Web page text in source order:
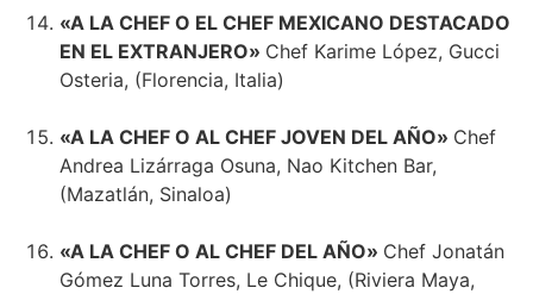
«A LA CHEF O EL CHEF MEXICANO DESTACADO
EN EL EXTRANJERO» Chef Karime López, Gucci
Osteria, (Florencia, Italia)
«A LA CHEF O AL CHEF JOVEN DEL AÑO» Chef
Andrea Lizárraga Osuna, Nao Kitchen Bar,
(Mazatlán, Sinaloa)
«A LA CHEF O AL CHEF DEL AÑO» Chef Jonatán
Gómez Luna Torres, Le Chique, (Riviera Maya,